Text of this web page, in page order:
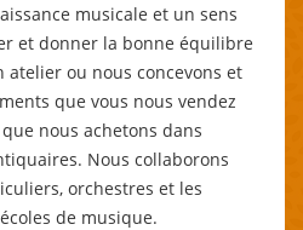
musicale et un sens
et donner la bonne équilibre
atelier ou nous concevons et
que vous nous vendez
nous achetons dans
Nous collaborons
orchestres et les
de musique.